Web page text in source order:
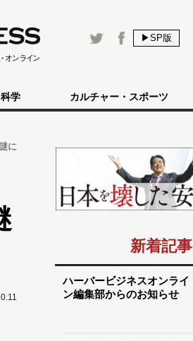
▶SP版
科学 カルチャー・スポーツ
に
新着記事
ハーバービジネスオンライ
ン編集部からのお知らせ